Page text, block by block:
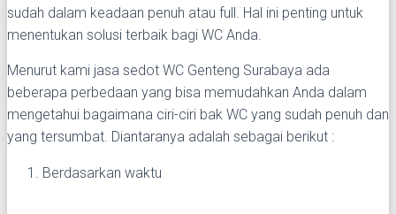
sudah dalam keadaan penuh atau full. Hal ini penting untuk
menentukan solusi terbaik bagi WC Anda.
Menurut kami jasa sedot WC Genteng Surabaya ada
beberapa perbedaan yang bisa memudahkan Anda dalam
mengetahui bagaimana ciri-ciri bak WC yang sudah penuh dan
yang tersumbat. Diantaranya adalah sebagai berikut :
Berdasarkan waktu